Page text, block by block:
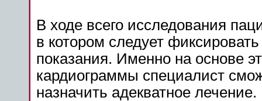
В ходе всего исследования
в котором следует
показания. Именно на основе
кардиограммы специалист
назначить адекватное лечение.